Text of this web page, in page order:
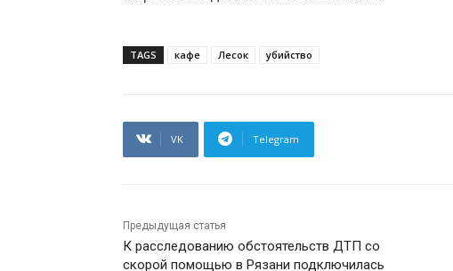
TAGS кафе Лесок убийство
VK Telegram
Предыдущая статья
К расследованию обстоятельств ДТП со
скорой помощью в Рязани подключилась